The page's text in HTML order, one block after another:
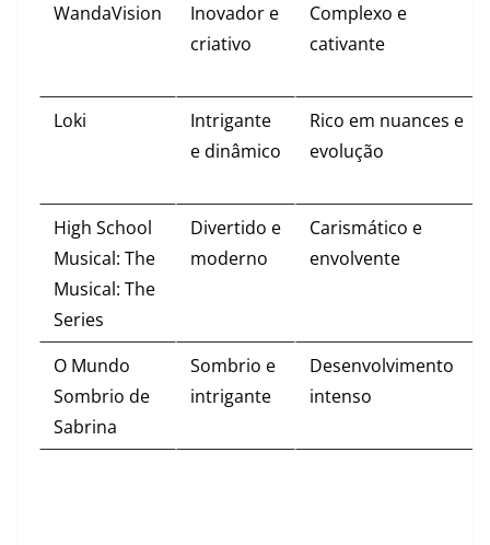
WandaVision
Inovador e
criativo
Complexo e
cativante
Loki
Intrigante
e dinâmico
Rico em nuances e
evolução
High School
Musical: The
Musical: The
Series
Divertido e
moderno
Carismático e
envolvente
O Mundo
Sombrio de
Sabrina
Sombrio e
intrigante
Desenvolvimento
intenso